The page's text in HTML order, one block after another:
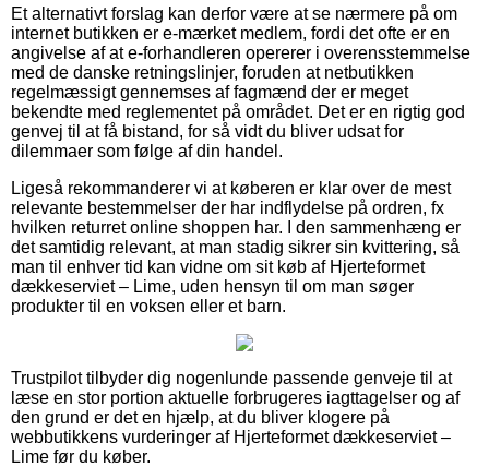
Et alternativt forslag kan derfor være at se nærmere på om
internet butikken er e-mærket medlem, fordi det ofte er en
angivelse af at e-forhandleren opererer i overensstemmelse
med de danske retningslinjer, foruden at netbutikken
regelmæssigt gennemses af fagmænd der er meget
bekendte med reglementet på området. Det er en rigtig god
genvej til at få bistand, for så vidt du bliver udsat for
dilemmaer som følge af din handel.
Ligeså rekommanderer vi at køberen er klar over de mest
relevante bestemmelser der har indflydelse på ordren, fx
hvilken returret online shoppen har. I den sammenhæng er
det samtidig relevant, at man stadig sikrer sin kvittering, så
man til enhver tid kan vidne om sit køb af Hjerteformet
dækkeserviet – Lime, uden hensyn til om man søger
produkter til en voksen eller et barn.
Trustpilot tilbyder dig nogenlunde passende genveje til at
læse en stor portion aktuelle forbrugeres iagttagelser og af
den grund er det en hjælp, at du bliver klogere på
webbutikkens vurderinger af Hjerteformet dækkeserviet –
Lime før du køber.